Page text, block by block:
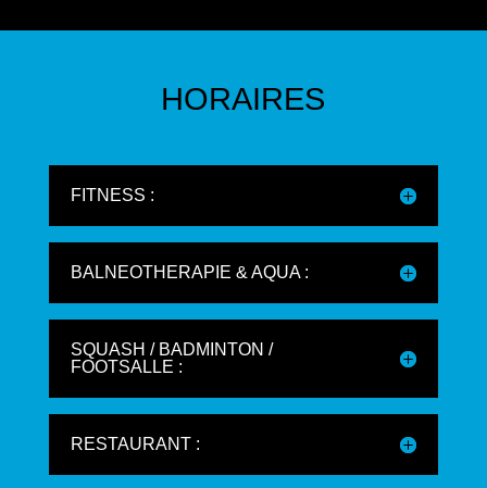
HORAIRES
FITNESS :
BALNEOTHERAPIE & AQUA :
SQUASH / BADMINTON /
FOOTSALLE :
RESTAURANT :